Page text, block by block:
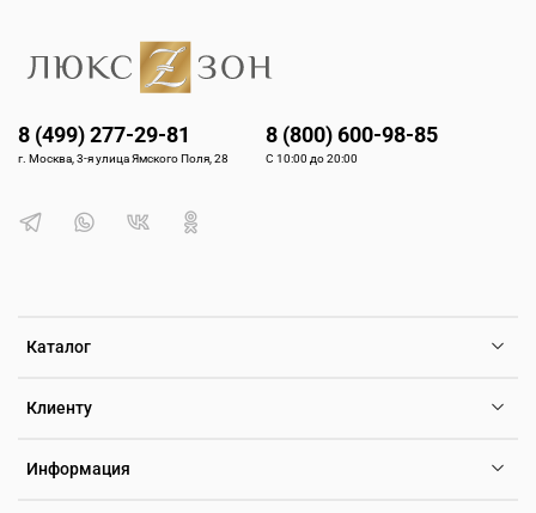
Каталог
Клиенту
Информация
8 (499) 277-29-81
г. Москва, 3-я улица Ямского Поля, 28
8 (800) 600-98-85
С 10:00 до 20:00